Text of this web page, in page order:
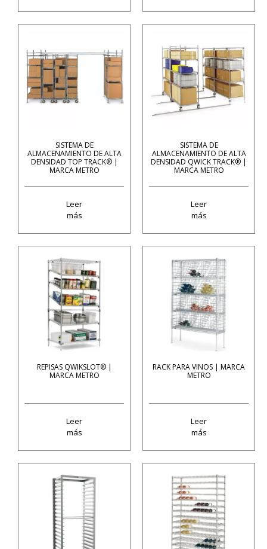
SISTEMA DE
ALMACENAMIENTO DE ALTA
DENSIDAD TOP TRACK® |
MARCA METRO
Leer
más
SISTEMA DE
ALMACENAMIENTO DE ALTA
DENSIDAD QWICK TRACK® |
MARCA METRO
Leer
más
REPISAS QWIKSLOT® |
MARCA METRO
Leer
más
RACK PARA VINOS | MARCA
METRO
Leer
más